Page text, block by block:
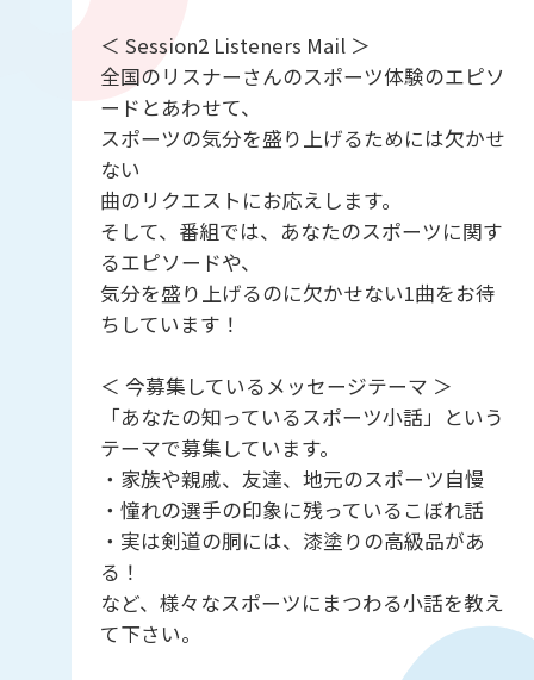
＜ Session2 Listeners Mail ＞
全国のリスナーさんのスポーツ体験のエピソ
ードとあわせて、
スポーツの気分を盛り上げるためには欠かせ
ない
曲のリクエストにお応えします。
そして、番組では、あなたのスポーツに関す
るエピソードや、
気分を盛り上げるのに欠かせない1曲をお待
ちしています！
＜ 今募集しているメッセージテーマ ＞
「あなたの知っているスポーツ小話」という
テーマで募集しています。
・家族や親戚、友達、地元のスポーツ自慢
・憧れの選手の印象に残っているこぼれ話
・実は剣道の胴には、漆塗りの高級品があ
る！
など、様々なスポーツにまつわる小話を教え
て下さい。